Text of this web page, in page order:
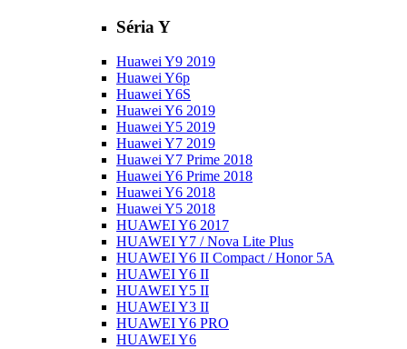
Séria Y
Huawei Y9 2019
Huawei Y6p
Huawei Y6S
Huawei Y6 2019
Huawei Y5 2019
Huawei Y7 2019
Huawei Y7 Prime 2018
Huawei Y6 Prime 2018
Huawei Y6 2018
Huawei Y5 2018
HUAWEI Y6 2017
HUAWEI Y7 / Nova Lite Plus
HUAWEI Y6 II Compact / Honor 5A
HUAWEI Y6 II
HUAWEI Y5 II
HUAWEI Y3 II
HUAWEI Y6 PRO
HUAWEI Y6